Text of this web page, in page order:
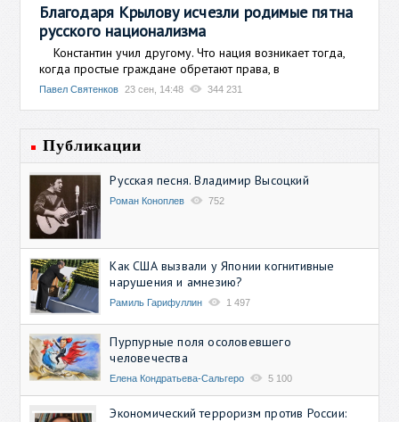
Благодаря Крылову исчезли родимые пятна
русского национализма
Константин учил другому. Что нация возникает тогда,
когда простые граждане обретают права, в
Павел Святенков 23 сен, 14:48 344 231
Публикации
Русская песня. Владимир Высоцкий
Роман Коноплев 752
Как США вызвали у Японии когнитивные
нарушения и амнезию?
Рамиль Гарифуллин 1 497
Пурпурные поля осоловевшего
человечества
Елена Кондратьева-Сальгеро 5 100
Экономический терроризм против России: